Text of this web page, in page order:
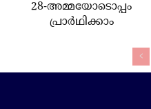
28-അമ്മയോടൊപ്പം
പ്രാർഥിക്കാം